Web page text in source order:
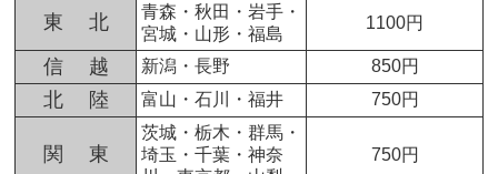
東 北
青森・秋田・岩手・
宮城・山形・福島
1100円
信 越 新潟・長野 850円
北 陸 富山・石川・福井 750円
関 東
茨城・栃木・群馬・
埼玉・千葉・神奈
750円